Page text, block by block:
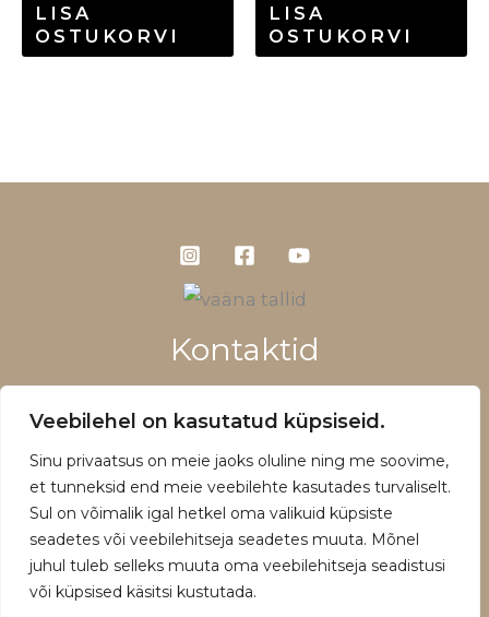
Veebilehel on kasutatud küpsiseid.
Sinu privaatsus on meie jaoks oluline ning me soovime,
et tunneksid end meie veebilehte kasutades turvaliselt.
Sul on võimalik igal hetkel oma valikuid küpsiste
seadetes või veebilehitseja seadetes muuta. Mõnel
juhul tuleb selleks muuta oma veebilehitseja seadistusi
või küpsised käsitsi kustutada.
LISA
OSTUKORVI
LISA
OSTUKORVI
Kontaktid
+372 5660 1028
Müügitingimused ja privaatsuspoliitika
Copyright © 2026 | Powered by Vääna Tallid